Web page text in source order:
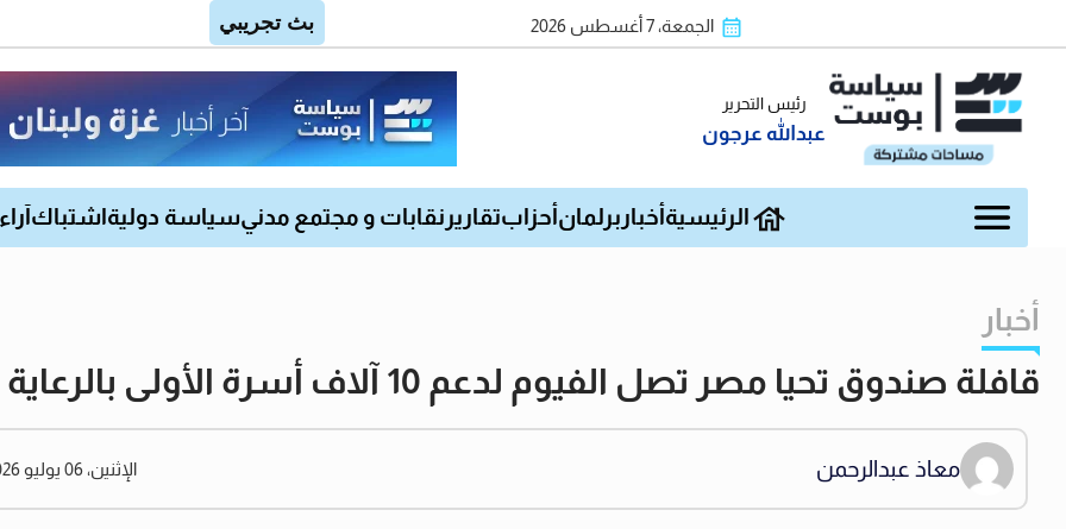
الجمعة، 7 أغسطس 2026
رئيس التحرير
عبدالله عرجون
الرئيسية أخبار برلمان أحزابتقارير نقابات و مجتمع مدنيسياسة دولية اشتباك
أخبار
قافلة صندوق تحيا مصر تصل الفيوم لدعم 10 آلاف أسرة الأولى بالرعاية
معاذ عبدالرحمن الإثنين، 06 يوليو 2026 02:51 مساءً